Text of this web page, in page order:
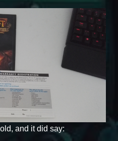
and it did say: